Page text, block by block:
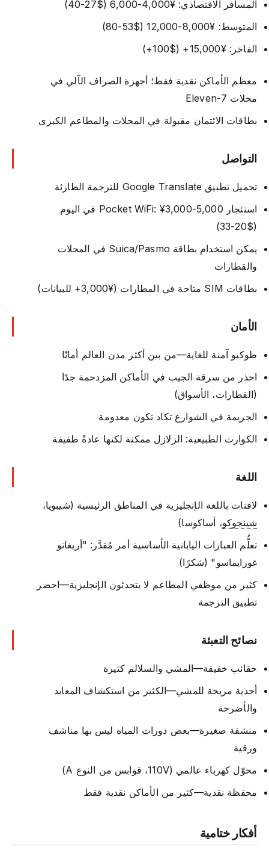
المسافر الاقتصادي: ¥4,000-6,000 ($27-40)
المتوسط: ¥8,000-12,000 ($53-80)
الفاخر: ¥15,000+ ($100+)
معظم الأماكن نقدية فقط؛ أجهزة الصراف الآلي في
محلات 7-Eleven
بطاقات الائتمان مقبولة في المحلات والمطاعم الكبرى
التواصل
تحميل تطبيق Google Translate للترجمة الطارئة
استئجار Pocket WiFi: ¥3,000-5,000 في اليوم
($20-33)
يمكن استخدام بطاقة Suica/Pasmo في المحلات
والقطارات
بطاقات SIM متاحة في المطارات (¥3,000+ للبيانات)
الأمان
طوكيو آمنة للغاية—من بين أكثر مدن العالم أمانًا
احذر من سرقة الجيب في الأماكن المزدحمة جدًا
(القطارات، الأسواق)
الجريمة في الشوارع تكاد تكون معدومة
الكوارث الطبيعية: الزلازل ممكنة لكنها عادةً طفيفة
اللغة
لافتات باللغة الإنجليزية في المناطق الرئيسية (شيبويا،
شينجوكو، أساكوسا)
تعلُّم العبارات اليابانية الأساسية أمر مُقدَّر: "أريغاتو
غوزايماسو" (شكرًا)
كثير من موظفي المطاعم لا يتحدثون الإنجليزية—احضر
تطبيق الترجمة
نصائح التعبئة
حقائب خفيفة—المشي والسلالم كثيرة
أحذية مريحة للمشي—الكثير من استكشاف المعابد
والأضرحة
منشفة صغيرة—بعض دورات المياه ليس بها مناشف
ورقية
محوّل كهرباء عالمي (110V، قوابس من النوع A)
محفظة نقدية—كثير من الأماكن نقدية فقط
أفكار ختامية